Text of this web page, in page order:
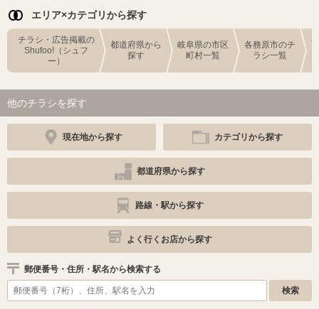
エリア×カテゴリから探す
チラシ・広告掲載の
Shufoo!（シュフ
ー）
都道府県から
探す
岐阜県の市区
町村一覧
各務原市のチ
ラシ一覧
他のチラシを探す
現在地から探す カテゴリから探す
都道府県から探す
路線・駅から探す
よく行くお店から探す
郵便番号・住所・駅名から検索する